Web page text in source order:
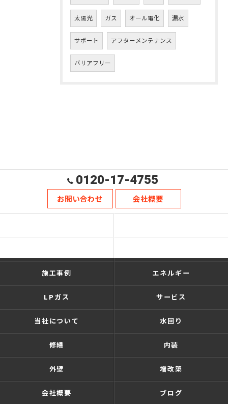
太陽光 ガス オール電化 漏水
サポート アフターメンテナンス
バリアフリー
0120-17-4755
お問い合わせ 会社概要
施工事例 エネルギー
LPガス サービス
当社について 水回り
修繕 内装
外壁 増改築
会社概要 ブログ